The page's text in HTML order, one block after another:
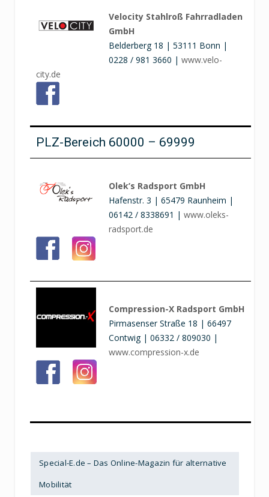
Velocity Stahlroß Fahrradladen
GmbH
Belderberg 18 | 53111 Bonn |
0228 / 981 3660 | www.velo-
city.de
PLZ-Bereich 60000 – 69999
Olek’s Radsport GmbH
Hafenstr. 3 | 65479 Raunheim |
06142 / 8338691 | www.oleks-
radsport.de
Compression-X Radsport GmbH
Pirmasenser Straße 18 | 66497
Contwig | 06332 / 809030 |
www.compression-x.de
Special-E.de – Das Online-Magazin für alternative
Mobilität